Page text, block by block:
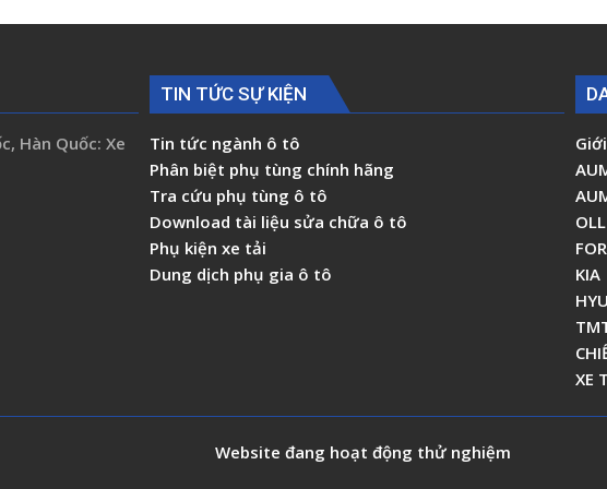
Hàn Quốc: Xe
TIN TỨC SỰ KIỆN
Tin tức ngành ô tô
Phân biệt phụ tùng chính hãng
Tra cứu phụ tùng ô tô
Download tài liệu sửa chữa ô tô
Phụ kiện xe tải
Dung dịch phụ gia ô tô
KIA
XE
Website đang hoạt động thử nghiệm